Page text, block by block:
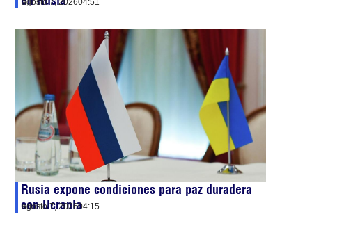
agosto 7, 202604:51
Rusia expone condiciones para paz duradera
con Ucrania
agosto 7, 202604:15